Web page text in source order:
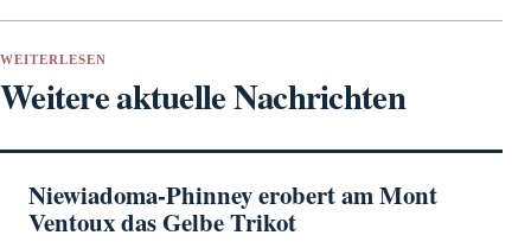
WEITERLESEN
Weitere aktuelle Nachrichten
Niewiadoma-Phinney erobert am Mont
Ventoux das Gelbe Trikot